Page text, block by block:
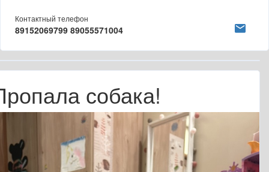
Контактный телефон
89152069799 89055571004
собака!